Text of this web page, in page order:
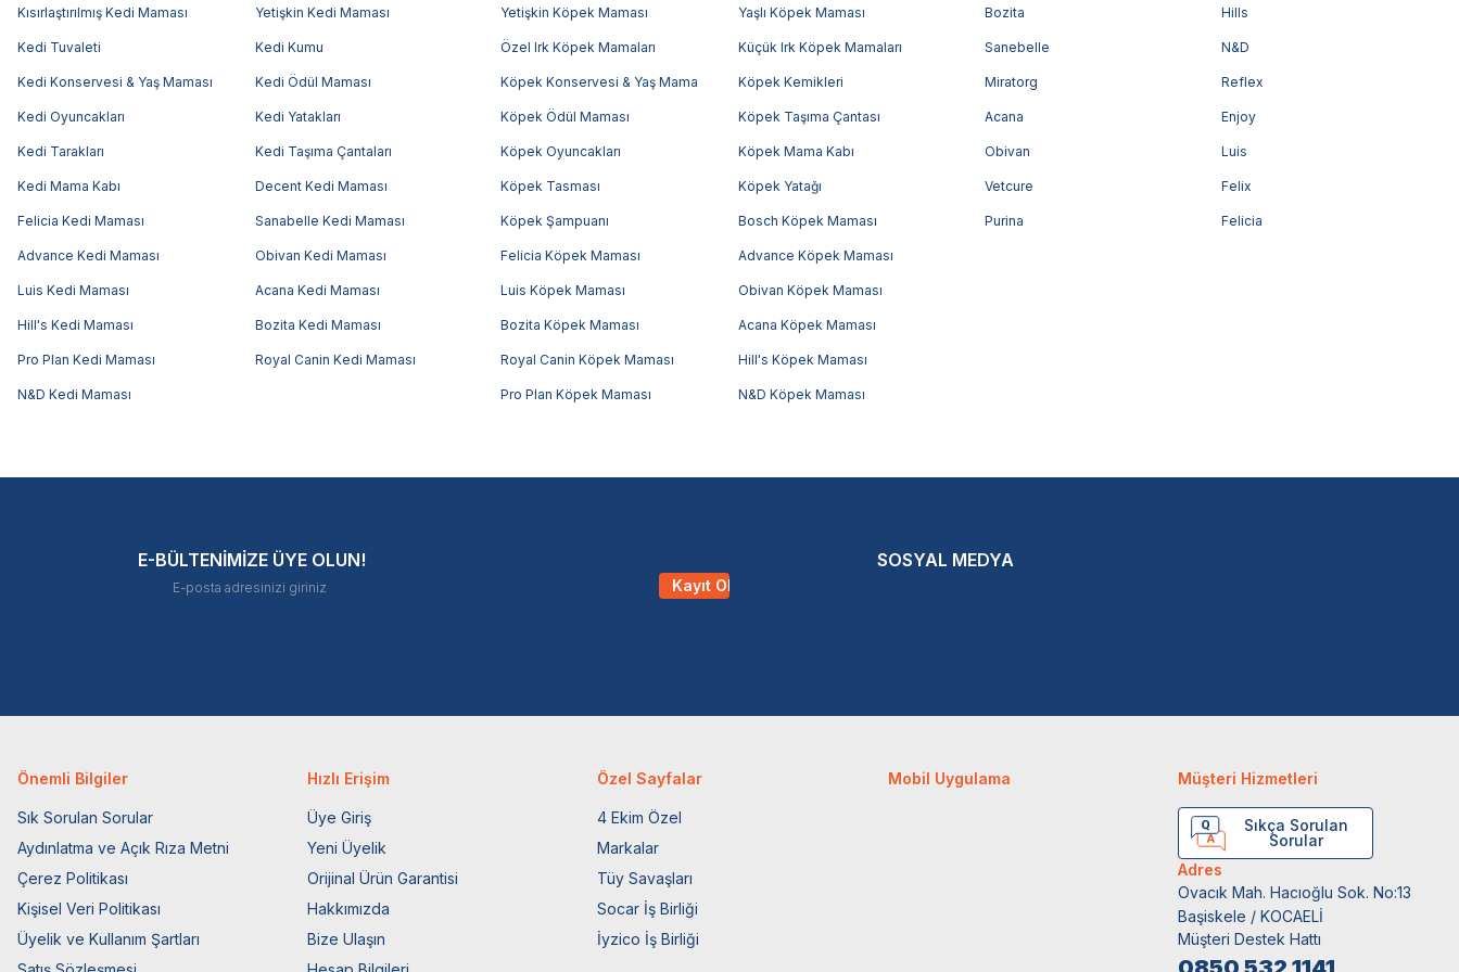
Kısırlaştırılmış Kedi Maması Yetişkin Kedi Maması
Kedi Tuvaleti Kedi Kumu
Kedi Konservesi & Yaş Maması Kedi Ödül Maması
Kedi Oyuncakları Kedi Yatakları
Kedi Tarakları Kedi Taşıma Çantaları
Kedi Mama Kabı Decent Kedi Maması
Felicia Kedi Maması Sanabelle Kedi Maması
Advance Kedi Maması Obivan Kedi Maması
Luis Kedi Maması Acana Kedi Maması
Hill's Kedi Maması Bozita Kedi Maması
Pro Plan Kedi Maması Royal Canin Kedi Maması
N&D Kedi Maması
Yetişkin Köpek Maması Yaşlı Köpek Maması
Özel Irk Köpek Mamaları Küçük Irk Köpek Mamaları
Köpek Konservesi & Yaş Mama Köpek Kemikleri
Köpek Ödül Maması Köpek Taşıma Çantası
Köpek Oyuncakları Köpek Mama Kabı
Köpek Tasması Köpek Yatağı
Köpek Şampuanı Bosch Köpek Maması
Felicia Köpek Maması Advance Köpek Maması
Luis Köpek Maması Obivan Köpek Maması
Bozita Köpek Maması Acana Köpek Maması
Royal Canin Köpek Maması Hill's Köpek Maması
Pro Plan Köpek Maması N&D Köpek Maması
Bozita Hills
Sanebelle N&D
Miratorg Reflex
Acana Enjoy
Obivan Luis
Vetcure Felix
Purina Felicia
E-BÜLTENİMİZE ÜYE OLUN!
Kayıt Ol
SOSYAL MEDYA
Önemli Bilgiler
Sık Sorulan Sorular
Aydınlatma ve Açık Rıza Metni
Çerez Politikası
Kişisel Veri Politikası
Üyelik ve Kullanım Şartları
Hızlı Erişim
Üye Giriş
Yeni Üyelik
Orijinal Ürün Garantisi
Hakkımızda
Bize Ulaşın
Özel Sayfalar
4 Ekim Özel
Markalar
Tüy Savaşları
Socar İş Birliği
İyzico İş Birliği
Mobil Uygulama Müşteri Hizmetleri
Sıkça Sorulan
Sorular
Adres
Ovacık Mah. Hacıoğlu Sok. No:13
Başiskele / KOCAELİ
Müşteri Destek Hattı